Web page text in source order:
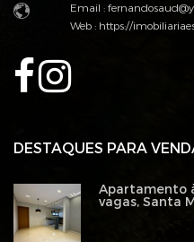
Email :
Web :https://
DESTAQUES PARA
Apartamento
vagas, Santa